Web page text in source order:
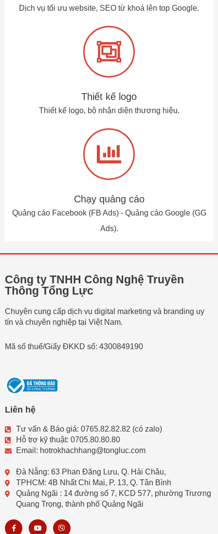
Dịch vụ tối ưu website, SEO từ khoá lên top Google.
Thiết kế logo
Thiết kế logo, bộ nhận diện thương hiệu.
Chạy quảng cáo
Quảng cáo Facebook (FB Ads) - Quảng cáo Google (GG
Ads).
Công ty TNHH Công Nghệ Truyền
Thông Tổng Lực
Chuyên cung cấp dịch vụ digital marketing và branding uy
tín và chuyên nghiệp tại Việt Nam.
Mã số thuế/Giấy ĐKKD số: 4300849190
Liên hệ
Tư vấn & Báo giá: 0765.82.82.82 (có zalo)
Hỗ trợ kỹ thuật: 0705.80.80.80
Email: hotrokhachhang@tongluc.com
Đà Nẵng: 63 Phan Đăng Lưu, Q. Hải Châu,
TPHCM: 4B Nhất Chi Mai, P. 13, Q. Tân Bình
Quảng Ngãi : 14 đường số 7, KCD 577, phường Trương
Quang Trọng, thành phố Quảng Ngãi
F
a
Y
o
V
i